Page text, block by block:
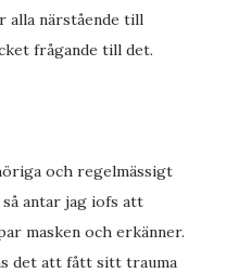
alla närstående till
frågande till det.
och regelmässigt
antar jag iofs att
masken och erkänner.
det att fått sitt trauma